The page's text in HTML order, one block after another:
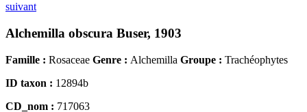
suivant
Alchemilla obscura Buser, 1903
Famille : Rosaceae Genre : Alchemilla Groupe : Trachéophytes
ID taxon : 12894b
CD_nom : 717063